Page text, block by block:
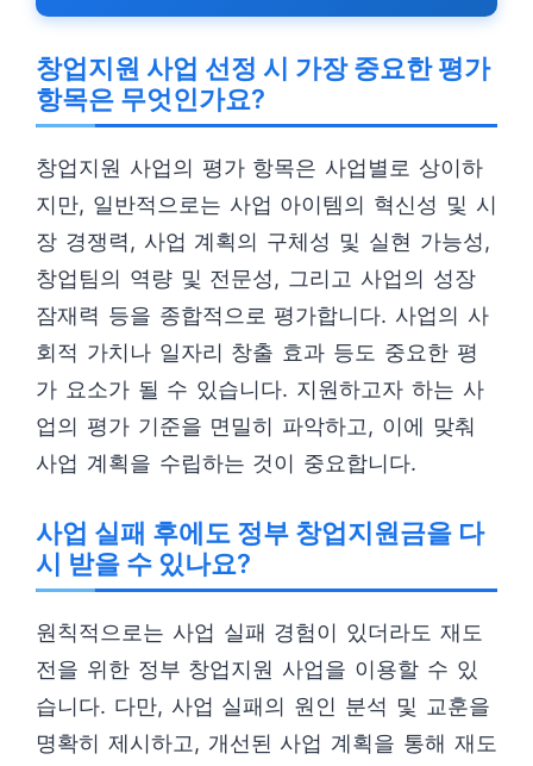
창업지원 사업 선정 시 가장 중요한 평가
항목은 무엇인가요?
창업지원 사업의 평가 항목은 사업별로 상이하
지만, 일반적으로는 사업 아이템의 혁신성 및 시
장 경쟁력, 사업 계획의 구체성 및 실현 가능성,
창업팀의 역량 및 전문성, 그리고 사업의 성장
잠재력 등을 종합적으로 평가합니다. 사업의 사
회적 가치나 일자리 창출 효과 등도 중요한 평
가 요소가 될 수 있습니다. 지원하고자 하는 사
업의 평가 기준을 면밀히 파악하고, 이에 맞춰
사업 계획을 수립하는 것이 중요합니다.
사업 실패 후에도 정부 창업지원금을 다
시 받을 수 있나요?
원칙적으로는 사업 실패 경험이 있더라도 재도
전을 위한 정부 창업지원 사업을 이용할 수 있
습니다. 다만, 사업 실패의 원인 분석 및 교훈을
명확히 제시하고, 개선된 사업 계획을 통해 재도